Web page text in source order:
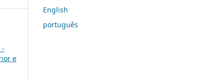
-
e
English
português